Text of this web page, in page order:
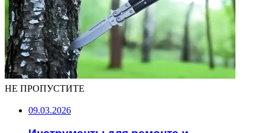
НЕ ПРОПУСТИТЕ
09.03.2026